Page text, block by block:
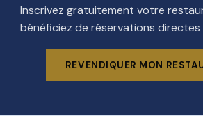
Inscrivez gratuitement votre
bénéficiez de réservations directes
REVENDIQUER MON